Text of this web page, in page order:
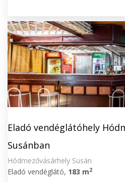
Eladó vendéglátóhely
Susánban
Hódmezővásárhely Susán
Eladó vendéglátó, 183 m2